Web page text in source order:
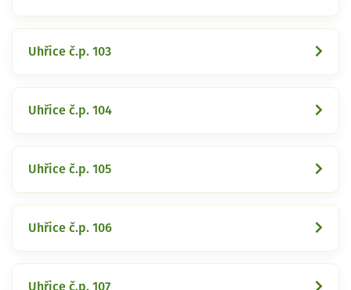
Uhřice č.p. 103
Uhřice č.p. 104
Uhřice č.p. 105
Uhřice č.p. 106
Uhřice č.p. 107